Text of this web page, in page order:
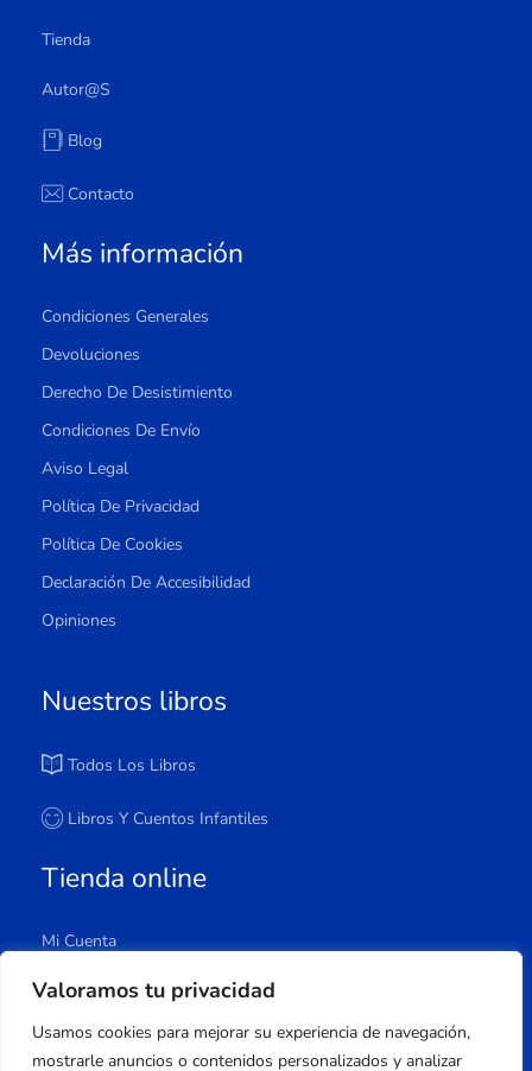
Valoramos tu privacidad
Usamos cookies para mejorar su experiencia de navegación,
mostrarle anuncios o contenidos personalizados y analizar
Tienda
Autor@s
Blog
Contacto
Más información
Condiciones Generales
Devoluciones
Derecho De Desistimiento
Condiciones De Envío
Aviso Legal
Política De Privacidad
Política De Cookies
Declaración De Accesibilidad
Opiniones
Nuestros libros
Todos Los Libros
Libros Y Cuentos Infantiles
Tienda online
Mi Cuenta
Carrito
Lista De Deseos